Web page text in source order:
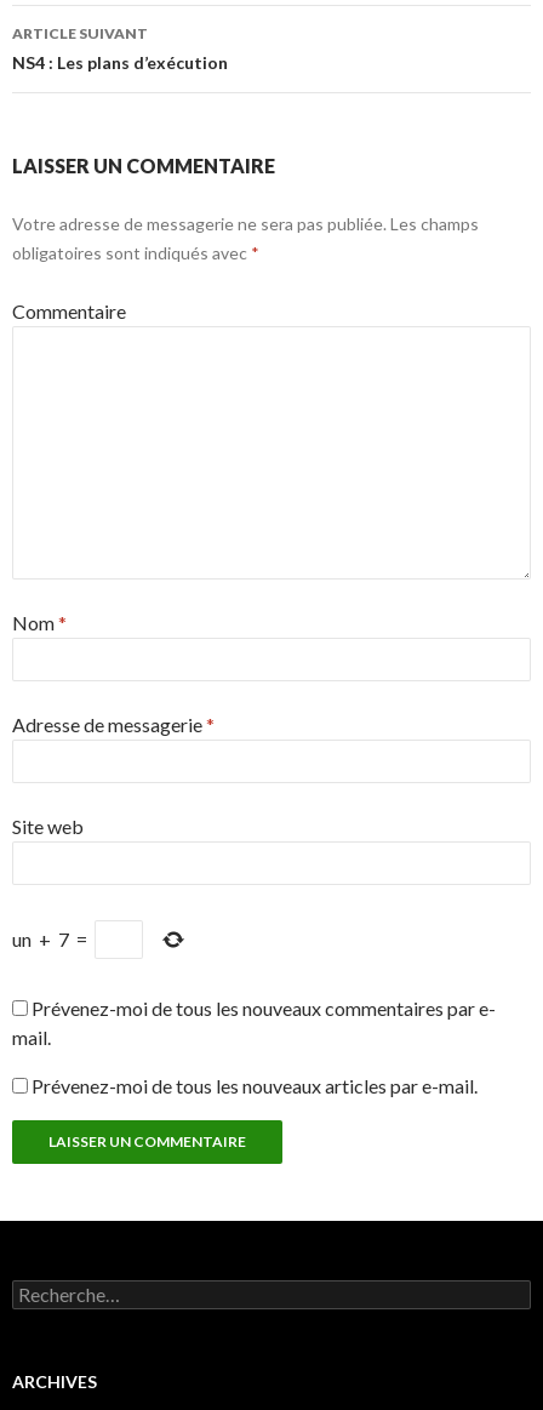
articles
ARTICLE SUIVANT
NS4 : Les plans d’exécution
LAISSER UN COMMENTAIRE
Votre adresse de messagerie ne sera pas publiée. Les champs
obligatoires sont indiqués avec *
Commentaire
Nom*
Adresse de messagerie*
Site web
un + 7 =
Prévenez-moi de tous les nouveaux commentaires par e-
mail.
Prévenez-moi de tous les nouveaux articles par e-mail.
Rechercher :
ARCHIVES